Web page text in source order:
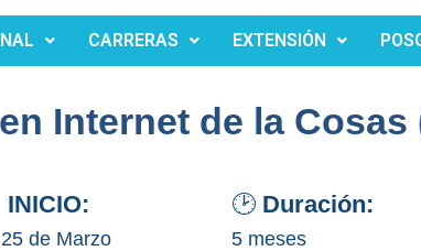
CARRERAS EXTENSIÓN
Internet de la Cosas
INICIO:
25 de Marzo
🕑 Duración:
5 meses